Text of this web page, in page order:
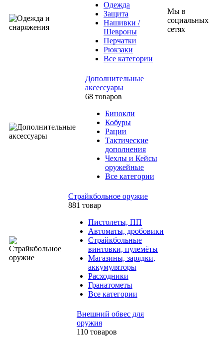
Одежда
Защита
Нашивки /
Шевроны
Перчатки
Рюкзаки
Все категории
Дополнительные
аксессуары
68 товаров
Бинокли
Кобуры
Рации
Тактические
дополнения
Чехлы и Кейсы
оружейные
Все категории
Страйкбольное оружие
881 товар
Пистолеты, ПП
Автоматы, дробовики
Страйкбольные
винтовки, пулемёты
Магазины, зарядки,
аккумуляторы
Расходники
Гранатометы
Все категории
Внешний обвес для
оружия
110 товаров
Мы в
социальных
сетях